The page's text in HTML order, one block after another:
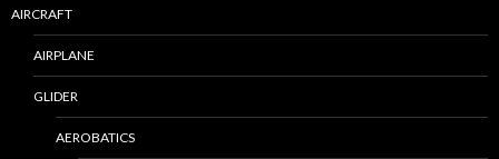
AIRCRAFT
AIRPLANE
GLIDER
AEROBATICS